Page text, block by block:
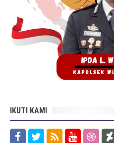
IKUTI KAMI